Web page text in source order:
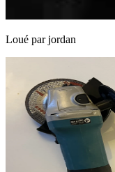
Loué parjordan